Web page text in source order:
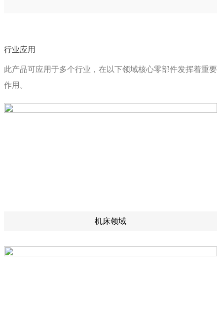
行业应用
此产品可应用于多个行业，在以下领域核心零部件发挥着重要
作用。
机床领域